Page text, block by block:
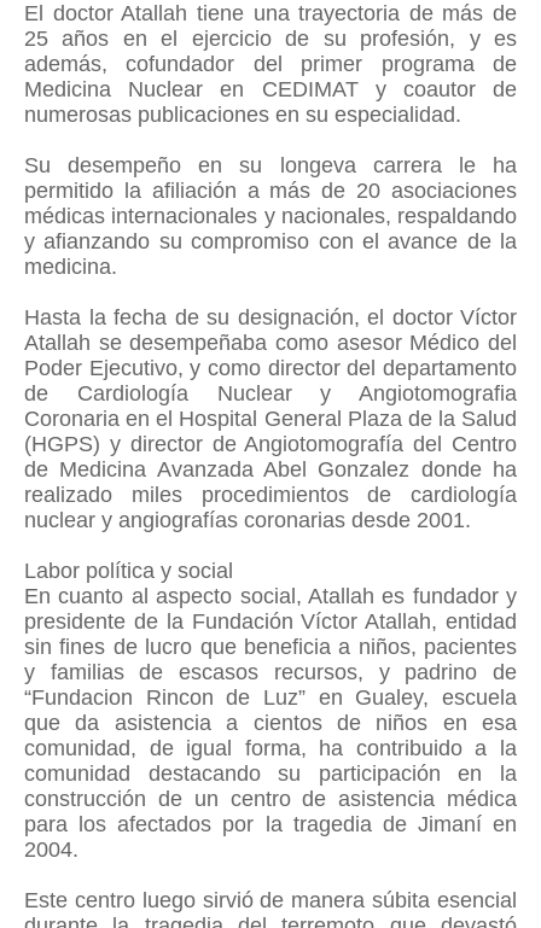
El doctor Atallah tiene una trayectoria de más de
25 años en el ejercicio de su profesión, y es
además, cofundador del primer programa de
Medicina Nuclear en CEDIMAT y coautor de
numerosas publicaciones en su especialidad.
Su desempeño en su longeva carrera le ha
permitido la afiliación a más de 20 asociaciones
médicas internacionales y nacionales, respaldando
y afianzando su compromiso con el avance de la
medicina.
Hasta la fecha de su designación, el doctor Víctor
Atallah se desempeñaba como asesor Médico del
Poder Ejecutivo, y como director del departamento
de Cardiología Nuclear y Angiotomografia
Coronaria en el Hospital General Plaza de la Salud
(HGPS) y director de Angiotomografía del Centro
de Medicina Avanzada Abel Gonzalez donde ha
realizado miles procedimientos de cardiología
nuclear y angiografías coronarias desde 2001.
Labor política y social
En cuanto al aspecto social, Atallah es fundador y
presidente de la Fundación Víctor Atallah, entidad
sin fines de lucro que beneficia a niños, pacientes
y familias de escasos recursos, y padrino de
“Fundacion Rincon de Luz” en Gualey, escuela
que da asistencia a cientos de niños en esa
comunidad, de igual forma, ha contribuido a la
comunidad destacando su participación en la
construcción de un centro de asistencia médica
para los afectados por la tragedia de Jimaní en
2004.
Este centro luego sirvió de manera súbita esencial